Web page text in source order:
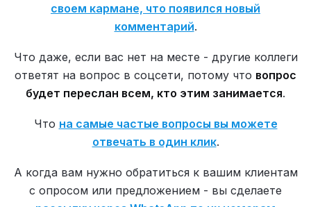
своем кармане, что появился новый
комментарий.
Что даже, если вас нет на месте - другие коллеги
ответят на вопрос в соцсети, потому что вопрос
будет переслан всем, кто этим занимается.
Что на самые частые вопросы вы можете
отвечать в один клик.
А когда вам нужно обратиться к вашим клиентам
с опросом или предложением - вы сделаете